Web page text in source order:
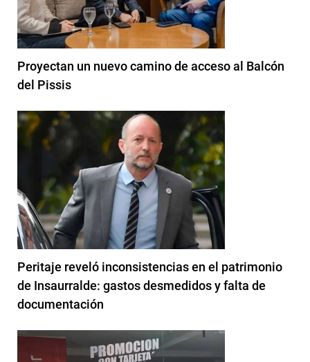
Proyectan un nuevo camino de acceso al Balcón
del Pissis
Peritaje reveló inconsistencias en el patrimonio
de Insaurralde: gastos desmedidos y falta de
documentación